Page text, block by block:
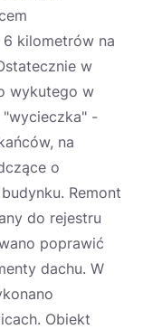
kilometrów na
w
wykutego w
"wycieczka" -
na
o
Remont
do rejestru
poprawić
dachu. W
Obiekt